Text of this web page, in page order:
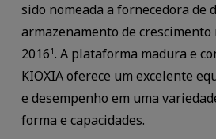
sido nomeada a fornecedora de
armazenamento de
20161. A plataforma madura e
KIOXIA oferece um excelente
e desempenho em uma
forma e capacidades.